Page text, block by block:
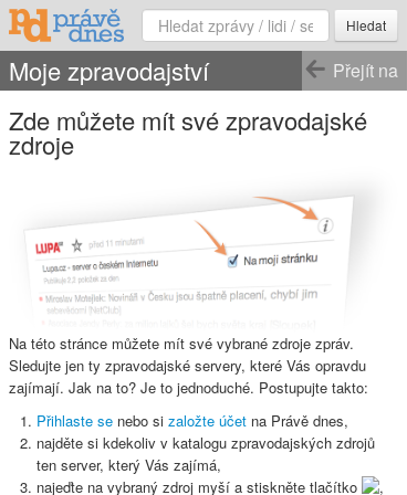
Hledat
Přejít na
Moje zpravodajství
Zde můžete mít své zpravodajské
zdroje
Na této stránce můžete mít své vybrané zdroje zpráv.
Sledujte jen ty zpravodajské servery, které Vás opravdu
zajímají. Jak na to? Je to jednoduché. Postupujte takto:
Přihlaste se nebo si založte účet na Právě dnes,
najděte si kdekoliv v katalogu zpravodajských zdrojů
ten server, který Vás zajímá,
najeďte na vybraný zdroj myší a stiskněte tlačítko ,